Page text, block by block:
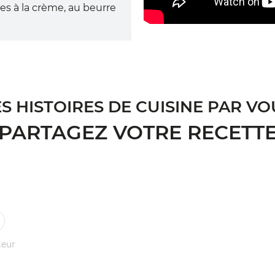
à la crème, au beurre
HISTOIRES DE CUISINE PAR
VOTRE